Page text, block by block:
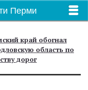
Перми
край обогнал
область по
дорог